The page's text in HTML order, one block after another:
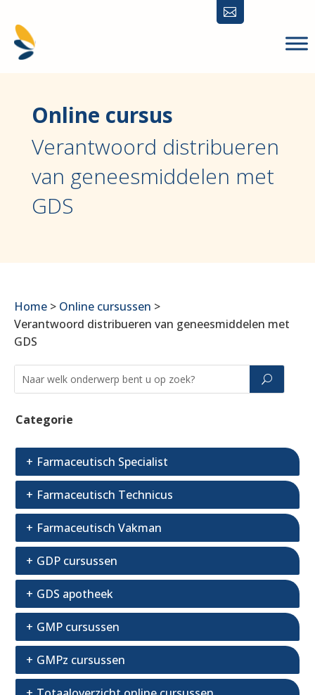

Online cursus
Verantwoord distribueren
van geneesmiddelen met
GDS
Home > Online cursussen >
Verantwoord distribueren van geneesmiddelen met
GDS
Categorie
Farmaceutisch Specialist
Farmaceutisch Technicus
Farmaceutisch Vakman
GDP cursussen
GDS apotheek
GMP cursussen
GMPz cursussen